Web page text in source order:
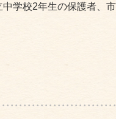
学校2年生の保護者、